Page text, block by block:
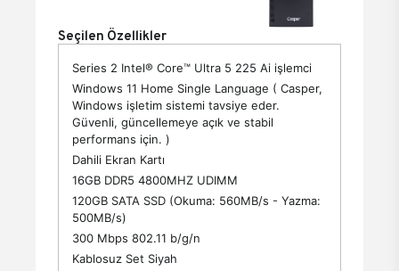
Seçilen Özellikler
Series 2 Intel® Core™ Ultra 5 225 Ai işlemci
Windows 11 Home Single Language ( Casper,
Windows işletim sistemi tavsiye eder.
Güvenli, güncellemeye açık ve stabil
performans için. )
Dahili Ekran Kartı
16GB DDR5 4800MHZ UDIMM
120GB SATA SSD (Okuma: 560MB/s - Yazma:
500MB/s)
300 Mbps 802.11 b/g/n
Kablosuz Set Siyah